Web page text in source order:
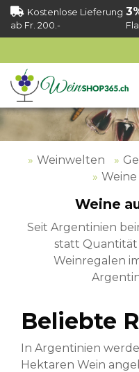
Kostenlose Lieferung
ab Fr. 200.-
Weinwelten
Weine
Seit Argentinien
statt Quantität
Weinregalen
Beliebte
In Argentinien
Hektaren Wein